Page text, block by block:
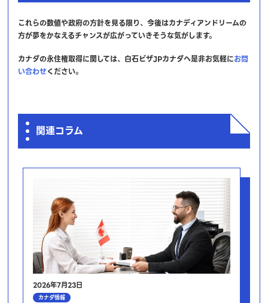
これらの数値や政府の方針を見る限り、今後はカナディアンドリームの
方が夢をかなえるチャンスが広がっていきそうな気がします。
カナダの永住権取得に関しては、白石ビザJPカナダへ是非お気軽にお問
い合わせください。
関連コラム
2026年7月23日
カナダ情報